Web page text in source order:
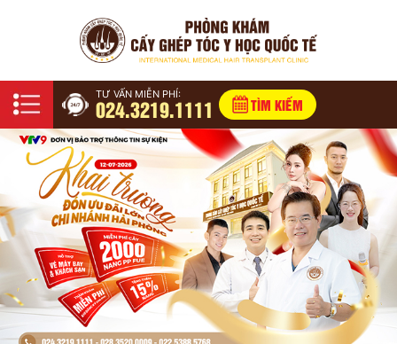
TƯ VẤN MIỄN PHÍ:
024.3219.1111 TÌM KIẾM